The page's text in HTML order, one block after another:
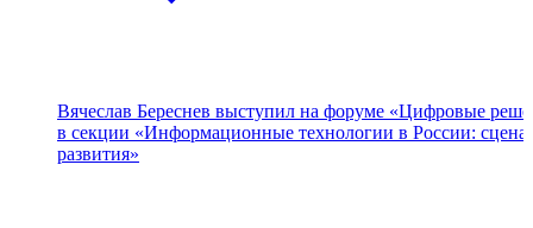
Вячеслав Береснев выступил на форуме «Цифровые
в секции «Информационные технологии в России:
развития»